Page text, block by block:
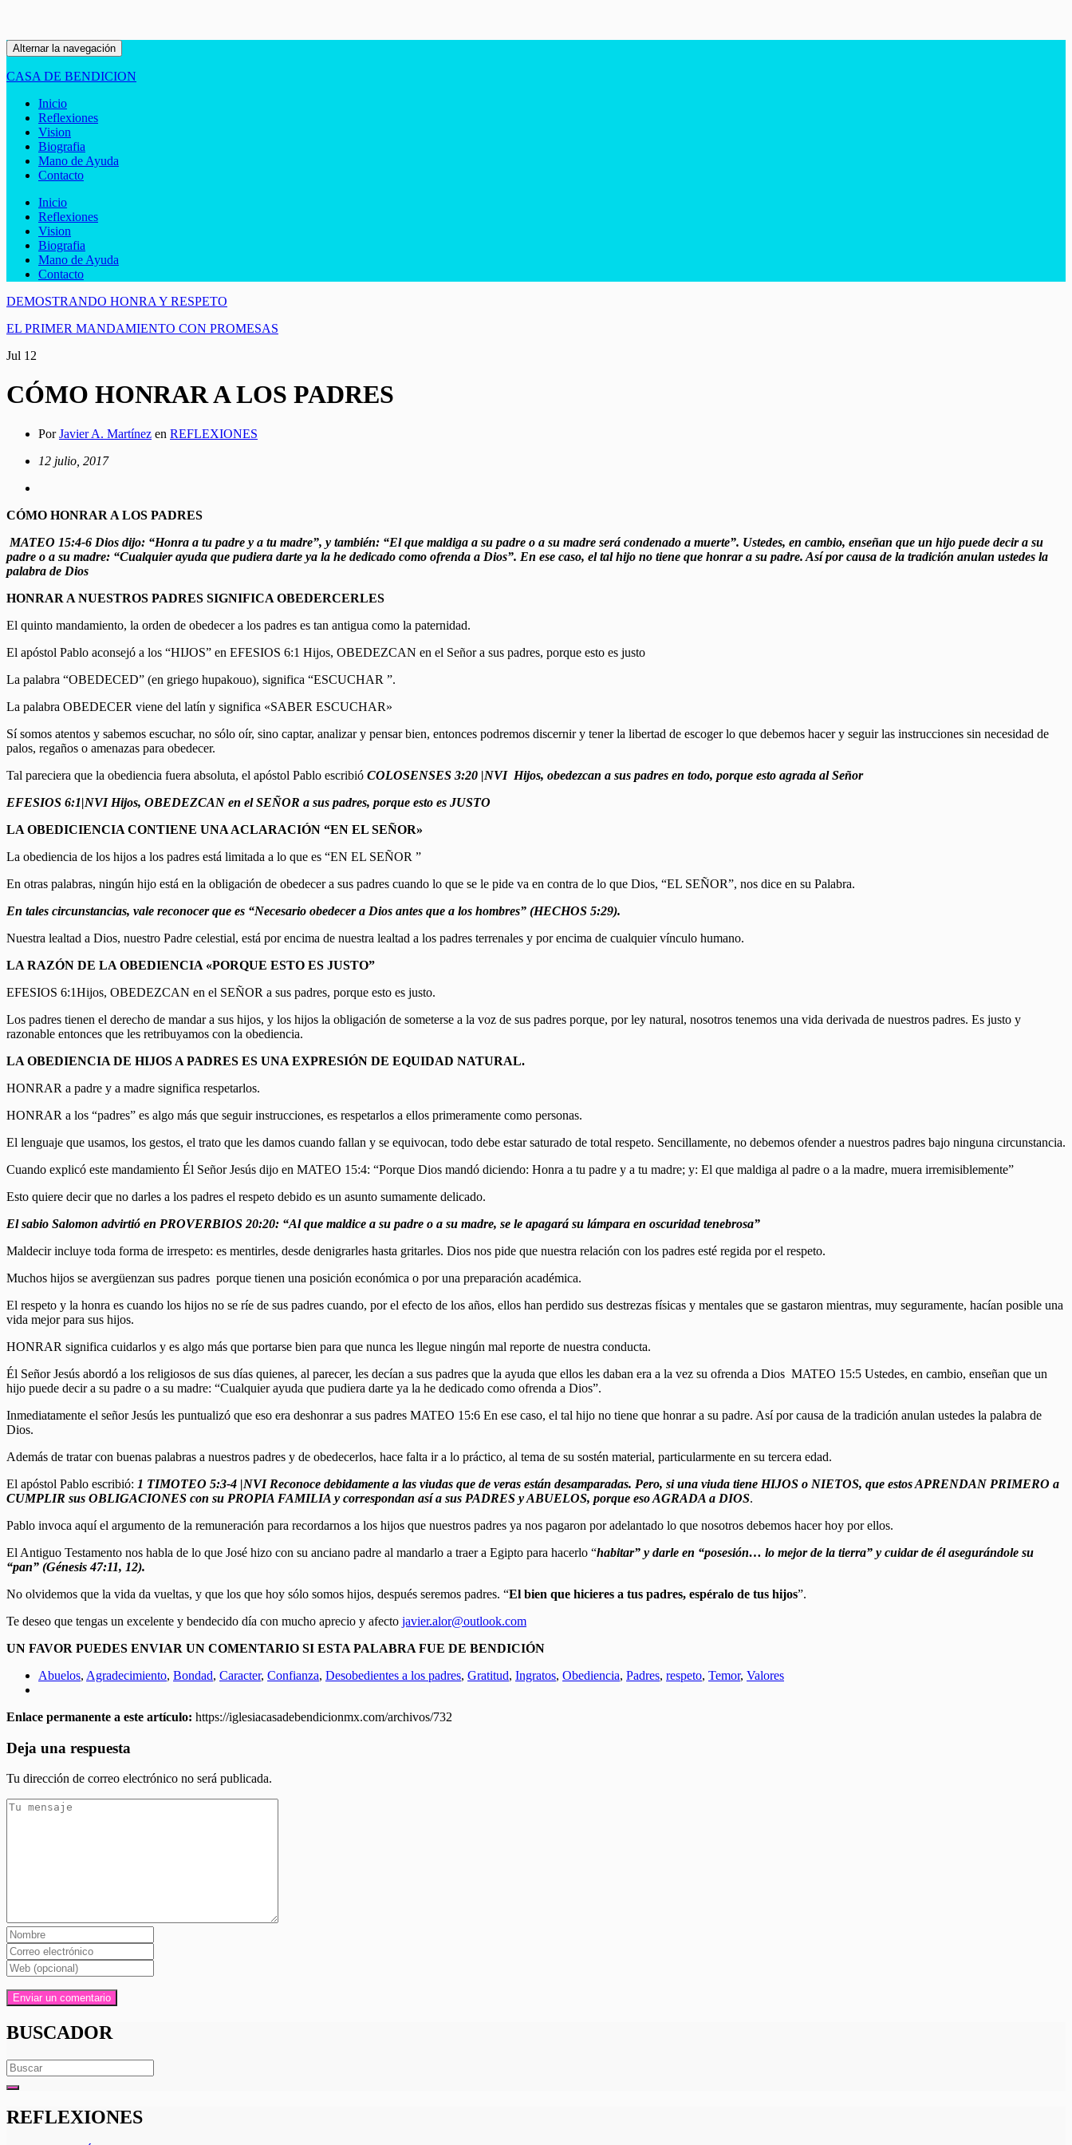
Alternar la navegación
CASA DE BENDICION
Inicio
Reflexiones
Vision
Biografia
Mano de Ayuda
Contacto
Inicio
Reflexiones
Vision
Biografia
Mano de Ayuda
Contacto
DEMOSTRANDO HONRA Y RESPETO
EL PRIMER MANDAMIENTO CON PROMESAS
Jul 12
CÓMO HONRAR A LOS PADRES
PorJavier A. Martínez en REFLEXIONES
12 julio, 2017
CÓMO HONRAR A LOS PADRES
MATEO 15:4-6 Dios dijo: “Honra a tu padre y a tu madre”, y también: “El que maldiga a su padre o a su madre será condenado a muerte”. Ustedes, en cambio, enseñan que un hijo puede decir a su
padre o a su madre: “Cualquier ayuda que pudiera darte ya la he dedicado como ofrenda a Dios”. En ese caso, el tal hijo no tiene que honrar a su padre. Así por causa de la tradición anulan ustedes la
palabra de Dios
HONRAR A NUESTROS PADRES SIGNIFICA OBEDERCERLES
El quinto mandamiento, la orden de obedecer a los padres es tan antigua como la paternidad.
El apóstol Pablo aconsejó a los “HIJOS” en EFESIOS 6:1 Hijos, OBEDEZCAN en el Señor a sus padres, porque esto es justo
La palabra “OBEDECED” (en griego hupakouo), significa “ESCUCHAR ”.
La palabra OBEDECER viene del latín y significa «SABER ESCUCHAR»
Sí somos atentos y sabemos escuchar, no sólo oír, sino captar, analizar y pensar bien, entonces podremos discernir y tener la libertad de escoger lo que debemos hacer y seguir las instrucciones sin necesidad de
palos, regaños o amenazas para obedecer.
Tal pareciera que la obediencia fuera absoluta, el apóstol Pablo escribió COLOSENSES 3:20 |NVI Hijos, obedezcan a sus padres en todo, porque esto agrada al Señor
EFESIOS 6:1|NVI Hijos, OBEDEZCAN en el SEÑOR a sus padres, porque esto es JUSTO
LA OBEDICIENCIA CONTIENE UNA ACLARACIÓN “EN EL SEÑOR»
La obediencia de los hijos a los padres está limitada a lo que es “EN EL SEÑOR ”
En otras palabras, ningún hijo está en la obligación de obedecer a sus padres cuando lo que se le pide va en contra de lo que Dios, “EL SEÑOR”, nos dice en su Palabra.
En tales circunstancias, vale reconocer que es “Necesario obedecer a Dios antes que a los hombres” (HECHOS 5:29).
Nuestra lealtad a Dios, nuestro Padre celestial, está por encima de nuestra lealtad a los padres terrenales y por encima de cualquier vínculo humano.
LA RAZÓN DE LA OBEDIENCIA «PORQUE ESTO ES JUSTO”
EFESIOS 6:1Hijos, OBEDEZCAN en el SEÑOR a sus padres, porque esto es justo.
Los padres tienen el derecho de mandar a sus hijos, y los hijos la obligación de someterse a la voz de sus padres porque, por ley natural, nosotros tenemos una vida derivada de nuestros padres. Es justo y
razonable entonces que les retribuyamos con la obediencia.
LA OBEDIENCIA DE HIJOS A PADRES ES UNA EXPRESIÓN DE EQUIDAD NATURAL.
HONRAR a padre y a madre significa respetarlos.
HONRAR a los “padres” es algo más que seguir instrucciones, es respetarlos a ellos primeramente como personas.
El lenguaje que usamos, los gestos, el trato que les damos cuando fallan y se equivocan, todo debe estar saturado de total respeto. Sencillamente, no debemos ofender a nuestros padres bajo ninguna circunstancia.
Cuando explicó este mandamiento Él Señor Jesús dijo en MATEO 15:4: “Porque Dios mandó diciendo: Honra a tu padre y a tu madre; y: El que maldiga al padre o a la madre, muera irremisiblemente”
Esto quiere decir que no darles a los padres el respeto debido es un asunto sumamente delicado.
El sabio Salomon advirtió en PROVERBIOS 20:20: “Al que maldice a su padre o a su madre, se le apagará su lámpara en oscuridad tenebrosa”
Maldecir incluye toda forma de irrespeto: es mentirles, desde denigrarles hasta gritarles. Dios nos pide que nuestra relación con los padres esté regida por el respeto.
Muchos hijos se avergüenzan sus padres porque tienen una posición económica o por una preparación académica.
El respeto y la honra es cuando los hijos no se ríe de sus padres cuando, por el efecto de los años, ellos han perdido sus destrezas físicas y mentales que se gastaron mientras, muy seguramente, hacían posible una
vida mejor para sus hijos.
HONRAR significa cuidarlos y es algo más que portarse bien para que nunca les llegue ningún mal reporte de nuestra conducta.
Él Señor Jesús abordó a los religiosos de sus días quienes, al parecer, les decían a sus padres que la ayuda que ellos les daban era a la vez su ofrenda a Dios MATEO 15:5 Ustedes, en cambio, enseñan que un
hijo puede decir a su padre o a su madre: “Cualquier ayuda que pudiera darte ya la he dedicado como ofrenda a Dios”.
Inmediatamente el señor Jesús les puntualizó que eso era deshonrar a sus padres MATEO 15:6 En ese caso, el tal hijo no tiene que honrar a su padre. Así por causa de la tradición anulan ustedes la palabra de
Dios.
Además de tratar con buenas palabras a nuestros padres y de obedecerlos, hace falta ir a lo práctico, al tema de su sostén material, particularmente en su tercera edad.
El apóstol Pablo escribió: 1 TIMOTEO 5:3-4 |NVI Reconoce debidamente a las viudas que de veras están desamparadas. Pero, si una viuda tiene HIJOS o NIETOS, que estos APRENDAN PRIMERO a
CUMPLIR sus OBLIGACIONES con su PROPIA FAMILIA y correspondan así a sus PADRES y ABUELOS, porque eso AGRADA a DIOS.
Pablo invoca aquí el argumento de la remuneración para recordarnos a los hijos que nuestros padres ya nos pagaron por adelantado lo que nosotros debemos hacer hoy por ellos.
El Antiguo Testamento nos habla de lo que José hizo con su anciano padre al mandarlo a traer a Egipto para hacerlo “habitar” y darle en “posesión… lo mejor de la tierra” y cuidar de él asegurándole su
“pan” (Génesis 47:11, 12).
No olvidemos que la vida da vueltas, y que los que hoy sólo somos hijos, después seremos padres. “El bien que hicieres a tus padres, espéralo de tus hijos”.
Te deseo que tengas un excelente y bendecido día con mucho aprecio y afecto javier.alor@outlook.com
UN FAVOR PUEDES ENVIAR UN COMENTARIO SI ESTA PALABRA FUE DE BENDICIÓN
Abuelos, Agradecimiento, Bondad, Caracter, Confianza, Desobedientes a los padres, Gratitud, Ingratos, Obediencia, Padres, respeto, Temor, Valores
Enlace permanente a este artículo: https://iglesiacasadebendicionmx.com/archivos/732
Deja una respuesta
Tu dirección de correo electrónico no será publicada.
BUSCADOR
Search
for:
REFLEXIONES